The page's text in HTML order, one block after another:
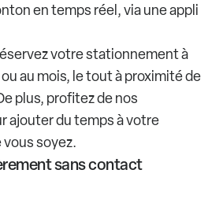
en temps réel, via une appli
votre stationnement à
ou au mois, le tout à proximité de
plus, profitez de nos
ajouter du temps à votre
soyez.
sans contact